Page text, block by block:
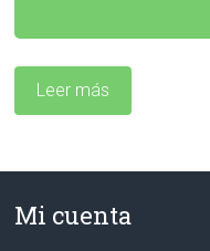
Leer más
Mi cuenta